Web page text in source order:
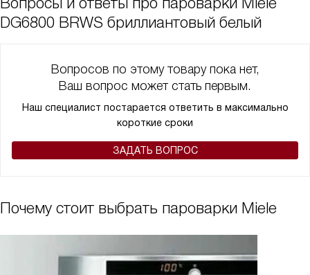
DG6800 BRWS бриллиантовый белый
Вопросов по этому товару пока нет,
Ваш вопрос может стать первым.
Наш специалист постарается ответить в максимально
короткие сроки
ЗАДАТЬ ВОПРОС
Почему стоит выбрать пароварки Miele